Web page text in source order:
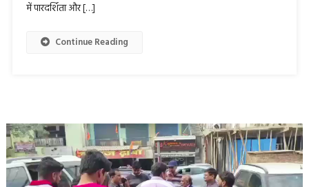
में पारदर्शिता और […]
Continue Reading
Video
Player